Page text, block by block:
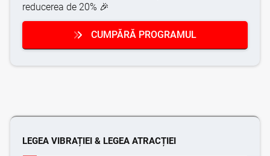
reducerea de 20% 🎉
CUMPĂRĂ PROGRAMUL
LEGEA VIBRAȚIEI & LEGEA ATRACȚIEI